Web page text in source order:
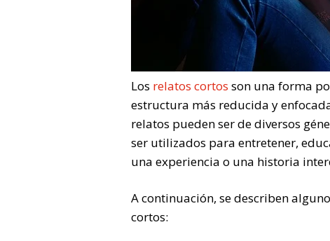
Los relatos cortos son una forma
estructura más reducida y
relatos pueden ser de diversos
ser utilizados para entretener,
una experiencia o una historia
A continuación, se describen
cortos: